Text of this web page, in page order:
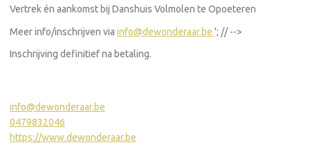
Vertrek én aankomst bij Danshuis Volmolen te Opoeteren
Meer info/inschrijven via info@dewonderaar.be '; // -->
Inschrijving definitief na betaling.
info@dewonderaar.be
0479832046
https://www.dewonderaar.be